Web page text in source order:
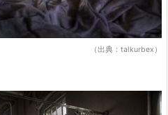
（出典：talkurbex）